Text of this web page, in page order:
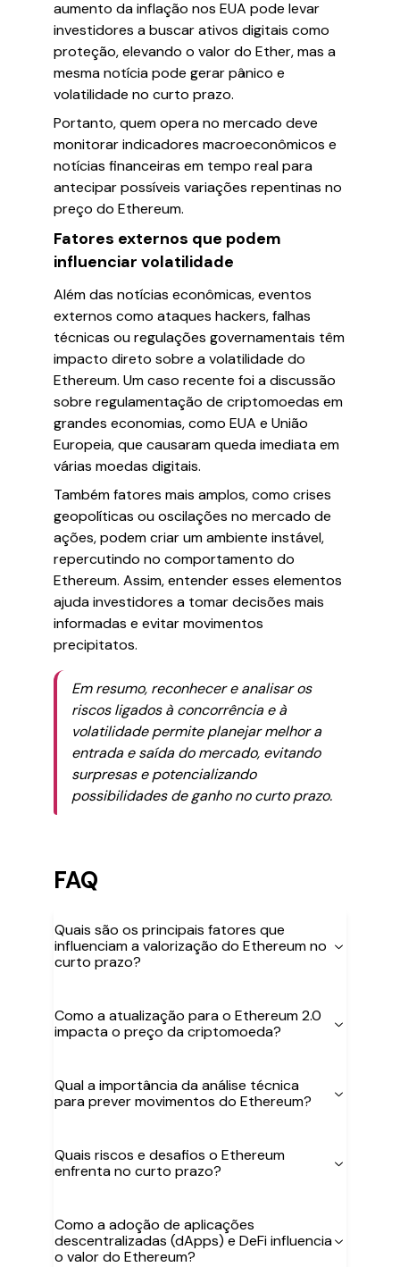
aumento da inflação nos EUA pode levar
investidores a buscar ativos digitais como
proteção, elevando o valor do Ether, mas a
mesma notícia pode gerar pânico e
volatilidade no curto prazo.
Portanto, quem opera no mercado deve
monitorar indicadores macroeconômicos e
notícias financeiras em tempo real para
antecipar possíveis variações repentinas no
preço do Ethereum.
Fatores externos que podem
influenciar volatilidade
Além das notícias econômicas, eventos
externos como ataques hackers, falhas
técnicas ou regulações governamentais têm
impacto direto sobre a volatilidade do
Ethereum. Um caso recente foi a discussão
sobre regulamentação de criptomoedas em
grandes economias, como EUA e União
Europeia, que causaram queda imediata em
várias moedas digitais.
Também fatores mais amplos, como crises
geopolíticas ou oscilações no mercado de
ações, podem criar um ambiente instável,
repercutindo no comportamento do
Ethereum. Assim, entender esses elementos
ajuda investidores a tomar decisões mais
informadas e evitar movimentos
precipitatos.
Em resumo, reconhecer e analisar os
riscos ligados à concorrência e à
volatilidade permite planejar melhor a
entrada e saída do mercado, evitando
surpresas e potencializando
possibilidades de ganho no curto prazo.
FAQ
Quais são os principais fatores que
influenciam a valorização do Ethereum no
curto prazo?
Como a atualização para o Ethereum 2.0
impacta o preço da criptomoeda?
Qual a importância da análise técnica
para prever movimentos do Ethereum?
Quais riscos e desafios o Ethereum
enfrenta no curto prazo?
Como a adoção de aplicações
descentralizadas (dApps) e DeFi influencia
o valor do Ethereum?